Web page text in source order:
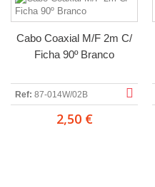
Cabo Coaxial M/F 2m C/
Ficha 90º Branco
Ref: 87-014W/02B
2,50 €